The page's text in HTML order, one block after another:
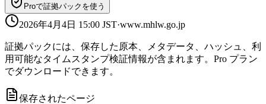
Proで証拠パックを使う
2026年4月4日 15:00 JST·www.mhlw.go.jp
証拠パックには、保存した原本、メタデータ、ハッシュ、利
用可能なタイムスタンプ検証情報が含まれます。Pro プラン
でダウンロードできます。
保存されたページ